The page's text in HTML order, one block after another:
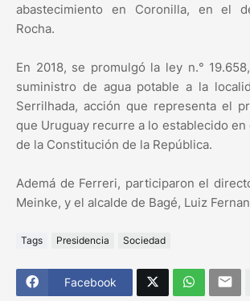
abastecimiento en Coronilla, en el
Rocha.
En 2018, se promulgó la ley n.°
suministro de agua potable a la
Serrilhada, acción que representa el
que Uruguay recurre a lo establecido en
de la Constitución de la República.
Ademá de Ferreri, participaron el
Meinke, y el alcalde de Bagé, Luiz
Tags Presidencia Sociedad
Facebook